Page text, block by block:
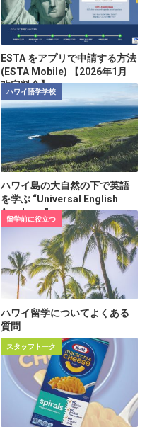
ESTA をアプリで申請する方法
(ESTA Mobile) 【2026年1月
改定料金】
ハワイ語学学校
ハワイ島の大自然の下で英語
を学ぶ “Universal English
Academy”
留学前に役立つ
ハワイ留学についてよくある
質問
スタッフトーク